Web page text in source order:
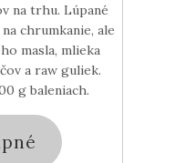
na trhu. Lúpané
chrumkanie, ale
masla, mlieka
a raw guliek.
g baleniach.